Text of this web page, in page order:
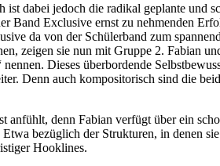
dabei jedoch die radikal geplante
Exclusive ernst zu nehmenden
da von der Schülerband zum
zeigen sie nun mit Gruppe 2. Fabian
Dieses überbordende
Denn auch kompositorisch sind die
denn Fabian verfügt über ein
bezüglich der Strukturen, in denen
Hooklines.